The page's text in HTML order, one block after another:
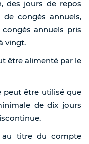
des jours de repos
congés annuels,
annuels pris
vingt.
être alimenté par le
peut être utilisé que
de dix jours
au titre du compte